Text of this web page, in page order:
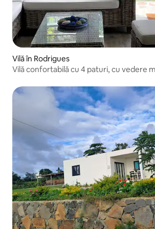
Vilă în Rodrigues
Vilă confortabilă cu 4 paturi, cu vedere